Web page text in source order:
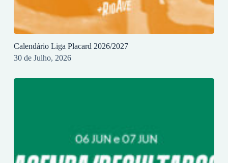
Calendário Liga Placard 2026/2027
30 de Julho, 2026